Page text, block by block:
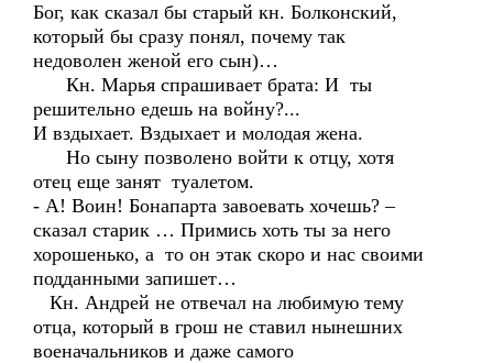
Бог, как сказал бы старый кн. Болконский,
который бы сразу понял, почему так
недоволен женой его сын)…
Кн. Марья спрашивает брата: И ты
решительно едешь на войну?...
И вздыхает. Вздыхает и молодая жена.
Но сыну позволено войти к отцу, хотя
отец еще занят туалетом.
- А! Воин! Бонапарта завоевать хочешь? –
сказал старик … Примись хоть ты за него
хорошенько, а то он этак скоро и нас своими
подданными запишет…
Кн. Андрей не отвечал на любимую тему
отца, который в грош не ставил нынешних
военачальников и даже самого